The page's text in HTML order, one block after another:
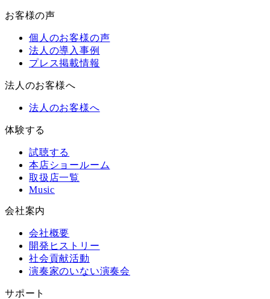
お客様の声
個人のお客様の声
法人の導入事例
プレス掲載情報
法人のお客様へ
法人のお客様へ
体験する
試聴する
本店ショールーム
取扱店一覧
Music
会社案内
会社概要
開発ヒストリー
社会貢献活動
演奏家のいない演奏会
サポート